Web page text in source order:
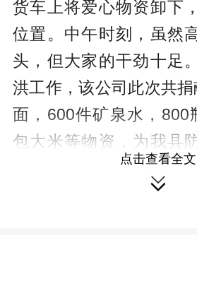
货车上将爱心物资卸下
位置。中午时刻，虽然
头，但大家的干劲十足
洪工作，该公司此次共
面，600件矿泉水，800
包大米等物资，为我县
献了力量，彰显了国企担
点击查看全文
